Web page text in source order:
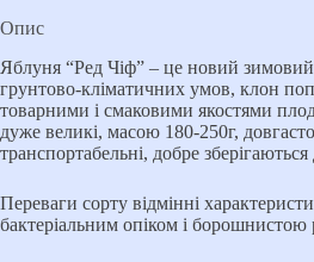
Опис
Яблуня “Ред Чіф” – це новий зимовий
грунтово-кліматичних умов, клон
товарними і смаковими якостями
дуже великі, масою 180-250г,
транспортабельні, добре
Переваги сорту відмінні
бактеріальним опіком і